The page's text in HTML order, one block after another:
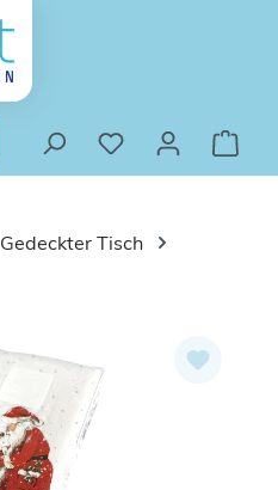
Gedeckter Tisch